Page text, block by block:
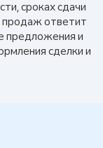
сроках сдачи
продаж ответит
предложения и
сделки и